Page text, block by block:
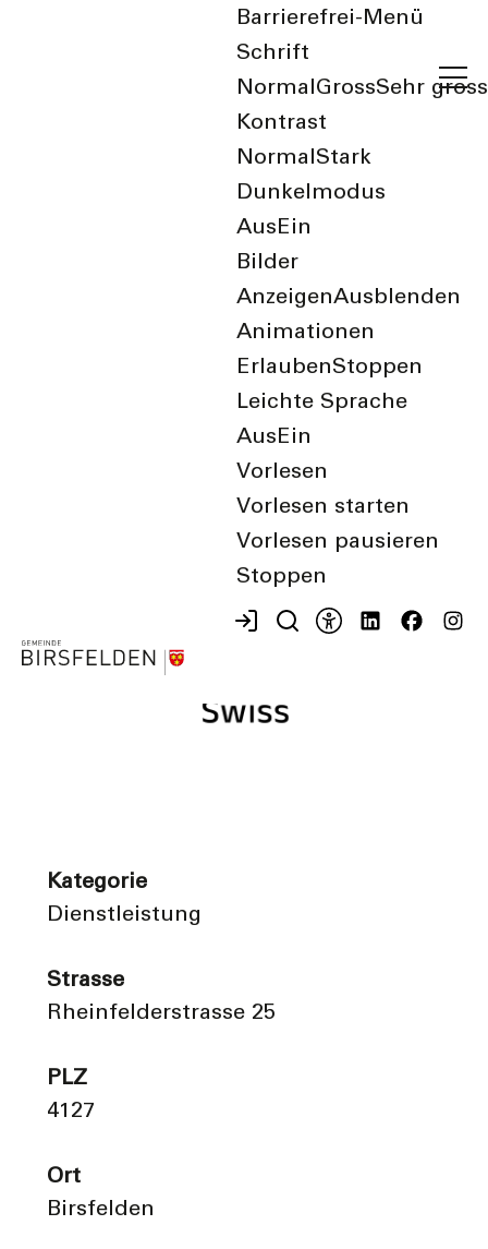
Barrierefrei-Menü
Schrift
Normal GrossSehr gross
Kontrast
Normal Stark
Dunkelmodus
Aus Ein
Bilder
AnzeigenAusblenden
Animationen
ErlaubenStoppen
Leichte Sprache
Aus Ein
Vorlesen
Vorlesen starten
Vorlesen pausieren
Stoppen
zurück zur Übersicht
Rent.Group Swiss
Kategorie
Dienstleistung
Strasse
Rheinfelderstrasse 25
PLZ
4127
Ort
Birsfelden